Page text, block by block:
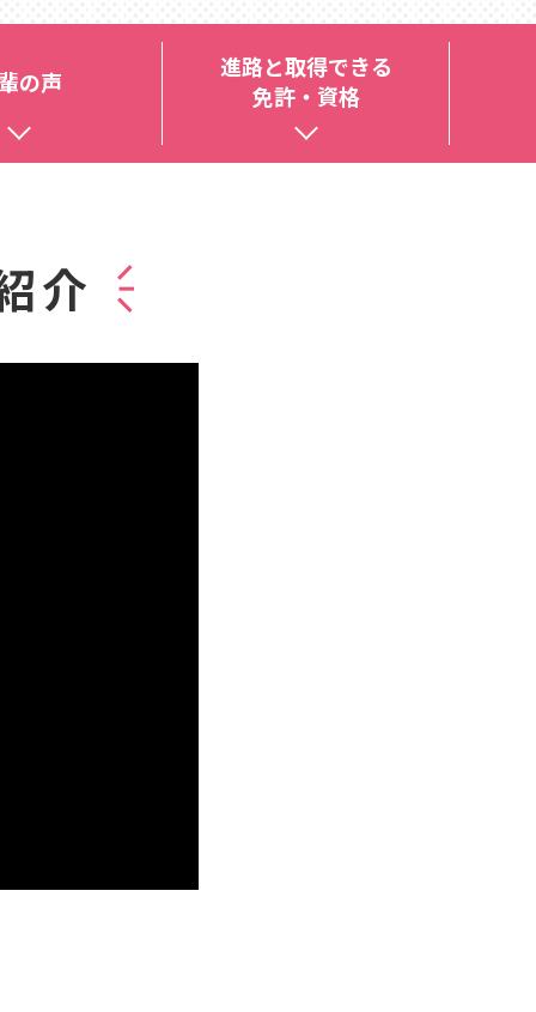
の声
進路と取得できる
免許・資格
介